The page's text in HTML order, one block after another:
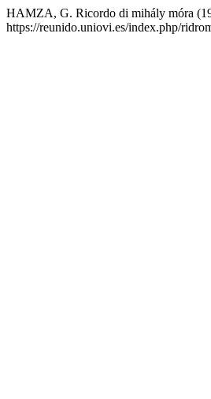
HAMZA, G. Ricordo di mihály móra
https://reunido.uniovi.es/index.php/